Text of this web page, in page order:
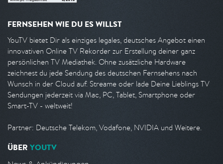
FERNSEHEN WIE DU ES WILLST
YouTV bietet Dir als einziges legales, deutsches Angebot einen
innovativen Online TV Rekorder zur Erstellung deiner ganz
persönlichen TV Mediathek. Ohne zusätzliche Hardware
zeichnest du jede Sendung des deutschen Fernsehens nach
Wunsch in der Cloud auf. Streame oder lade Deine Lieblings TV
Sendungen jederzeit via Mac, PC, Tablet, Smartphone oder
Smart-TV - weltweit!
Partner: Deutsche Telekom, Vodafone, NVIDIA und Weitere.
ÜBER YOUTV